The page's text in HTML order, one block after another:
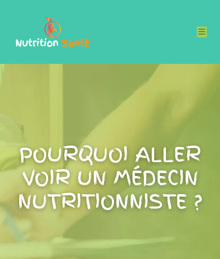
POURQUOI ALLER
VOIR UN MÉDECIN
NUTRITIONNISTE ?